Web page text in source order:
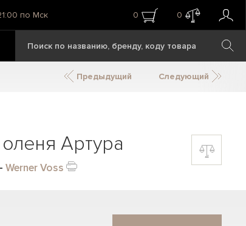
по Мск 0 0
Предыдущий Следующий
Артура
Werner Voss